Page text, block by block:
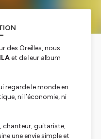
des Oreilles, nous
et de leur album
regarde le monde en
ni l’économie, ni
chanteur, guitariste,
une envie simple et